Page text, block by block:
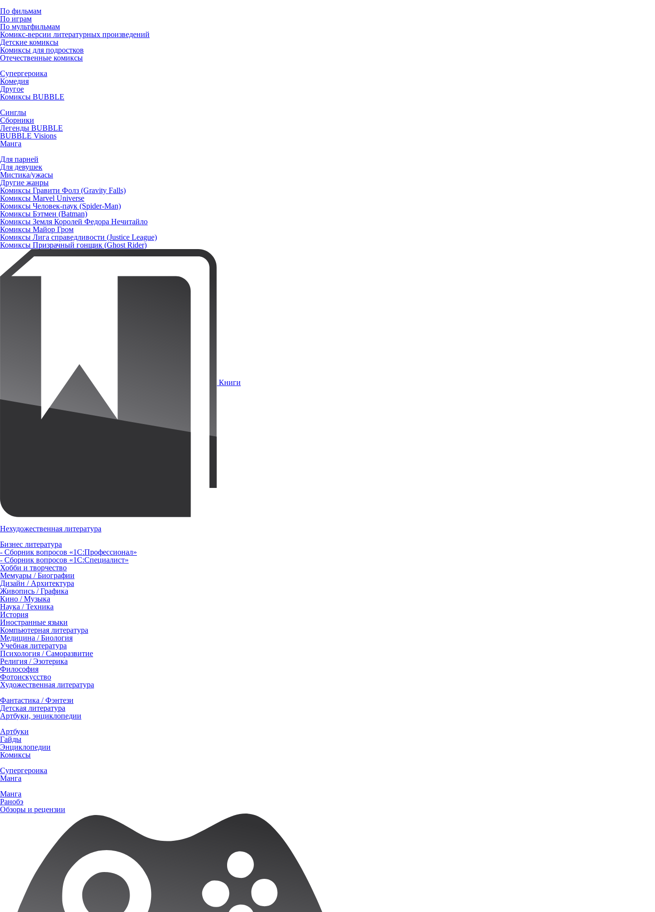
По фильмам
По играм
По мультфильмам
Комикс-версии литературных произведений
Детские комиксы
Комиксы для подростков
Отечественные комиксы
Супергероика
Комедия
Другое
Комиксы BUBBLE
Синглы
Сборники
Легенды BUBBLE
BUBBLE Visions
Манга
Для парней
Для девушек
Мистика/ужасы
Другие жанры
Комиксы Гравити Фолз (Gravity Falls)
Комиксы Marvel Universe
Комиксы Человек-паук (Spider-Man)
Комиксы Бэтмен (Batman)
Комиксы Земля Королей Федора Нечитайло
Комиксы Майор Гром
Комиксы Лига справедливости (Justice League)
Комиксы Призрачный гонщик (Ghost Rider)
Книги
Нехудожественная литература
Бизнес литература
- Сборник вопросов «1С:Профессионал»
- Сборник вопросов «1С:Специалист»
Хобби и творчество
Мемуары / Биографии
Дизайн / Архитектура
Живопись / Графика
Кино / Музыка
Наука / Техника
История
Иностранные языки
Компьютерная литература
Медицина / Биология
Учебная литература
Психология / Саморазвитие
Религия / Эзотерика
Философия
Фотоискусство
Художественная литература
Фантастика / Фэнтези
Детская литература
Артбуки, энциклопедии
Артбуки
Гайды
Энциклопедии
Комиксы
Супергероика
Манга
Манга
Ранобэ
Обзоры и рецензии